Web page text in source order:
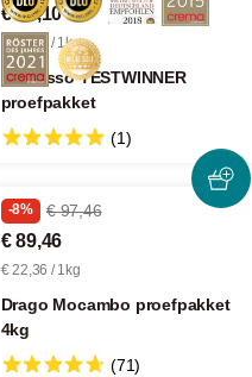
€ 54,10
€ 36,06 / 1kg
Espresso TESTWINNER
proefpakket
(1)
-8% € 97,46
€ 89,46
€ 22,36 / 1kg
Drago Mocambo proefpakket
4kg
(71)